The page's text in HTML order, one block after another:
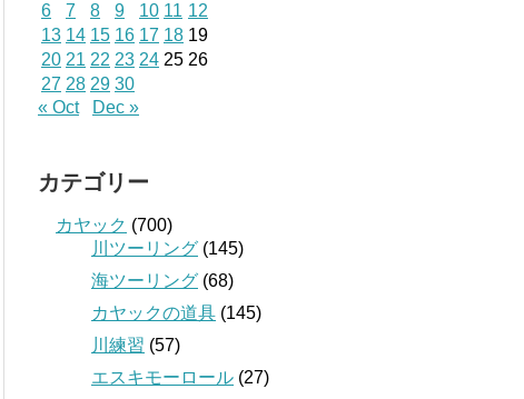
6
7 8 9 10 11 12
13 14 15 16 17 18 19
20 21 22 23 24 25 26
27 28 29 30
« Oct
Dec »
カテゴリー
カヤック (700)
川ツーリング (145)
海ツーリング (68)
カヤックの道具 (145)
川練習 (57)
エスキモーロール (27)